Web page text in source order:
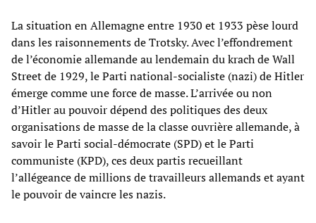
La situation en Allemagne entre 1930 et 1933 pèse lourd
dans les raisonnements de Trotsky. Avec l’effondrement
de l’économie allemande au lendemain du krach de Wall
Street de 1929, le Parti national-socialiste (nazi) de Hitler
émerge comme une force de masse. L’arrivée ou non
d’Hitler au pouvoir dépend des politiques des deux
organisations de masse de la classe ouvrière allemande, à
savoir le Parti social-démocrate (SPD) et le Parti
communiste (KPD), ces deux partis recueillant
l’allégeance de millions de travailleurs allemands et ayant
le pouvoir de vaincre les nazis.